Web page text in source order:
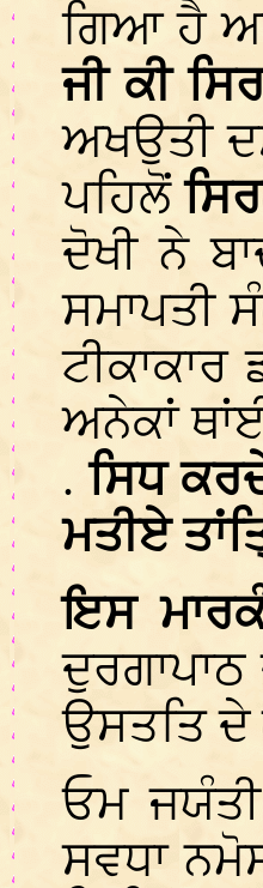
ਗਿਆ ਹੈ
ਜੀ ਕੀ
ਅਖਉਤੀ
ਪਹਿਲੋਂ
ਦੋਖੀ ਨੇ
ਸਮਾਪਤੀ
ਅਨੇਕਾਂ
.ਸਿਧ
ਮਤੀਏ
ਇਸ
ਉਸਤਤਿ
ਓਮ
ਸਵਧਾ